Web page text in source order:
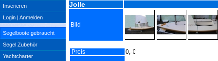
Inserieren
Login | Anmelden
Segelboote gebraucht
Segel Zubehör
Yachtcharter
Jolle
Bild
Preis 0,-€